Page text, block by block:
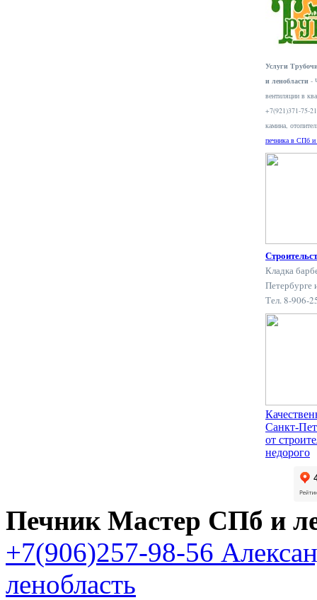
Услуги
и ленобласти -
вентиляции в
+7(921)371-75-
камина,
печника в СПб и
Кладка
Петербурге
Тел. 8-906-
Санкт-
от
недорого
Печник Мастер СПб и
+7(906)257-98-56
ленобласть